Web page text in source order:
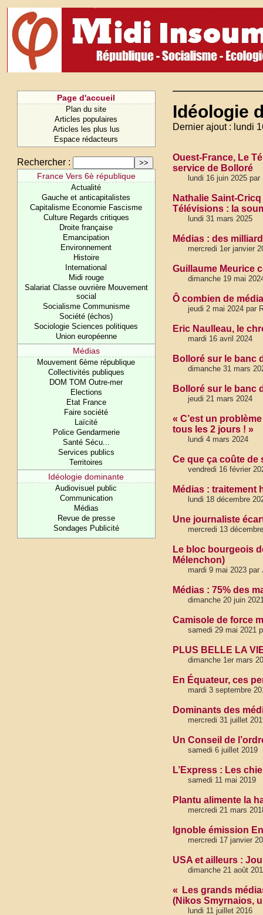
Page d'accueil
Plan du site
Articles populaires
Articles les plus lus
Espace rédacteurs
Rechercher :
France Vers 6è république
Actualité
Gauche et anticapitalistes
Capitalisme Economie Fascisme
Culture Regards critiques
Droite française
Emancipation
Environnement
Histoire
International
Midi rouge
Salariat Classe ouvrière Mouvement
social
Socialisme Communisme
Société (échos)
Sociologie Sciences politiques
Union européenne
Médias
Mouvement 6ème république
Collectivités publiques
DOM TOM Outre-mer
Elections
Etat France
Faire société
Laïcité
Police Gendarmerie
Santé Sécu...
Services publics
Territoires
Idéologie dominante
Audiovisuel public
Communication
Médias
Revue de presse
Sondages Publicité
Idéologie
Dernier ajout : lundi
Ouest-France, Le
service de Bolloré
lundi 16 juin 2025 par
Nathalie Saint-
Télévisions : la
lundi 31 mars 2025
Médias : des
mercredi 1er janvier
Guillaume Meurice
dimanche 19 mai
Ô combien de
jeudi 2 mai 2024 par
Eric Naulleau, le
mardi 16 avril 2024
Bolloré sur le banc
dimanche 31 mars
Bolloré sur le banc
jeudi 21 mars 2024
« C’est un
tous les 2 jours ! »
lundi 4 mars 2024
Ce que ça coûte de
vendredi 16 février
Médias : traitement
lundi 18 décembre
Une journaliste
mercredi 13
Le bloc bourgeois
Mélenchon)
mardi 9 mai 2023
Médias : 75% des
dimanche 20 juin
Camisole de force
samedi 29 mai 2021
PLUS BELLE LA
dimanche 1er mars
En Équateur, ces
mardi 3 septembre
Dominants des
mercredi 31 juillet
Un Conseil de
samedi 6 juillet 2019
L’Express : Les
samedi 11 mai 2019
Plantu alimente la
mercredi 21 mars
Ignoble émission
mercredi 17 janvier
USA et ailleurs :
dimanche 21 août
« Les grands
(Nikos Smyrnaios,
lundi 11 juillet 2016